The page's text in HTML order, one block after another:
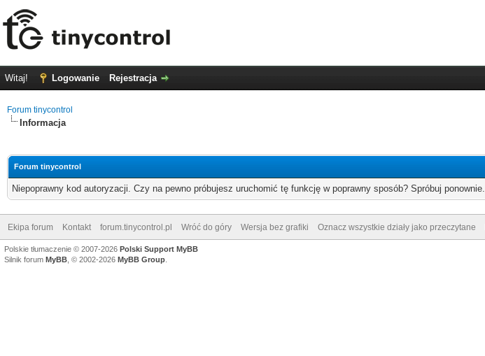
Witaj! Logowanie Rejestracja
Forum tinycontrol
Informacja
Forum tinycontrol
Niepoprawny kod autoryzacji. Czy na pewno próbujesz uruchomić tę funkcję w poprawny sposób? Spróbuj ponownie.
Ekipa forum Kontakt forum.tinycontrol.pl Wróć do góry Wersja bez grafiki Oznacz wszystkie działy jako przeczytane
Polskie tłumaczenie © 2007-2026 Polski Support MyBB
Silnik forum MyBB , © 2002-2026 MyBB Group